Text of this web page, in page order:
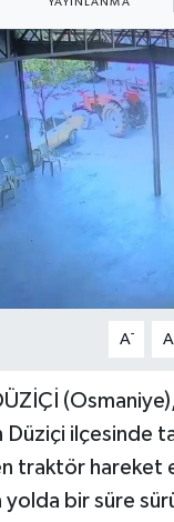
A- A
Düziçi ilçesinde
traktör hareket
yolda bir süre